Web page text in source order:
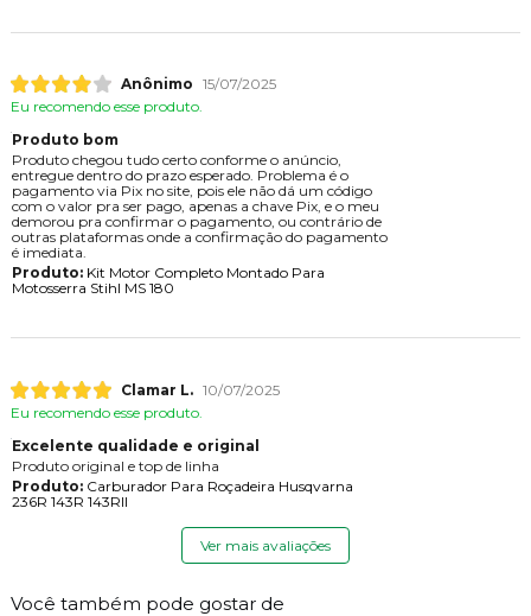
Anônimo 15/07/2025
Eu recomendo esse produto.
Produto bom
Produto chegou tudo certo conforme o anúncio,
entregue dentro do prazo esperado. Problema é o
pagamento via Pix no site, pois ele não dá um código
com o valor pra ser pago, apenas a chave Pix, e o meu
demorou pra confirmar o pagamento, ou contrário de
outras plataformas onde a confirmação do pagamento
é imediata.
Produto:Kit Motor Completo Montado Para
Motosserra Stihl MS 180
Clamar L. 10/07/2025
Eu recomendo esse produto.
Excelente qualidade e original
Produto original e top de linha
Produto:Carburador Para Roçadeira Husqvarna
236R 143R 143RII
Ver mais avaliações
Você também pode gostar de